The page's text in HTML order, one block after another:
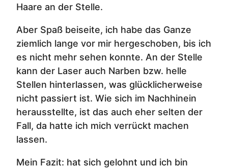
Haare an der Stelle.
Aber Spaß beiseite, ich habe das Ganze
ziemlich lange vor mir hergeschoben, bis ich
es nicht mehr sehen konnte. An der Stelle
kann der Laser auch Narben bzw. helle
Stellen hinterlassen, was glücklicherweise
nicht passiert ist. Wie sich im Nachhinein
herausstellte, ist das auch eher selten der
Fall, da hatte ich mich verrückt machen
lassen.
Mein Fazit: hat sich gelohnt und ich bin